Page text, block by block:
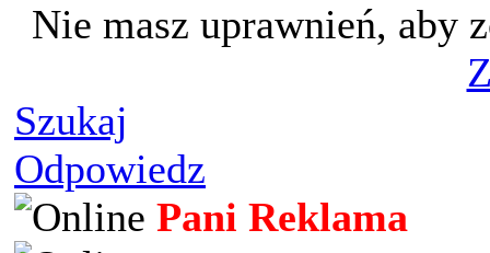
Nie masz uprawnień, aby
Szukaj
Odpowiedz
Pani Reklama